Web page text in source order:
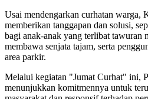
Usai mendengarkan curhatan warga,
memberikan tanggapan dan solusi,
bagi anak-anak yang terlibat tawuran
membawa senjata tajam, serta
area parkir.
Melalui kegiatan "Jumat Curhat" ini,
menunjukkan komitmennya untuk